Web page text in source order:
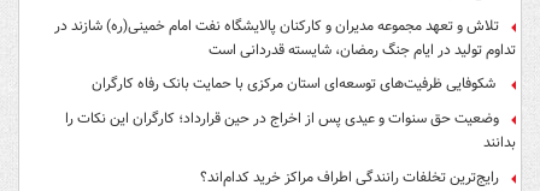
تلاش و تعهد مجموعه مدیران و کارکنان پالایشگاه نفت امام خمینی(ره) شازند در
تداوم تولید در ایام جنگ رمضان، شایسته قدردانی است
شکوفایی ظرفیت‌های توسعه‌ای استان مرکزی با حمایت بانک رفاه کارگران
وضعیت حق سنوات و عیدی پس از اخراج در حین قرارداد؛ کارگران این نکات را
بدانند
رایج‌ترین تخلفات رانندگی اطراف مراکز خرید کدام‌اند؟